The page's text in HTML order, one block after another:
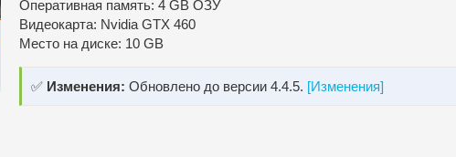
Оперативная память: 4 GB ОЗУ
Видеокарта: Nvidia GTX 460
Место на диске: 10 GB
✅ Изменения: Обновлено до версии 4.4.5. [Изменения]